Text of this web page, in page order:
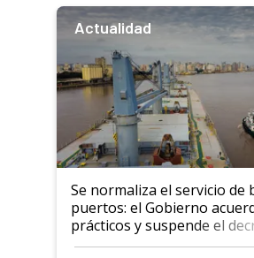
Actualidad
Se normaliza el servicio de
puertos: el Gobierno
prácticos y suspende el
desregulación